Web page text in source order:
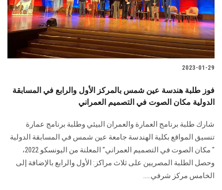
2023-01-29
فوز طلبة هندسة عين شمس بالمركز الأول والرابع في المسابقة
الدولية مكان الصوت في التصميم العمراني
شارك طلبة برنامج العمارة والعمران البيئي وطلبة برنامج عمارة
تنسيق المواقع بكلية الهندسة جامعة عين شمس في المسابقة الدولية
" مكان الصوت في التصميم العمراني" المعلنة من اليونسكو 2022،
وحصل الطلبة المصريين على ثلاث مراكز: الأول والرابع بالإضافة إلى
الخامس مركز شرفي.....